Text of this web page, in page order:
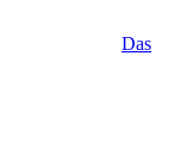
Das